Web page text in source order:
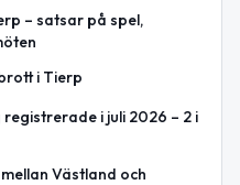
– satsar på spel,
i Tierp
i juli 2026 – 2 i
Västland och